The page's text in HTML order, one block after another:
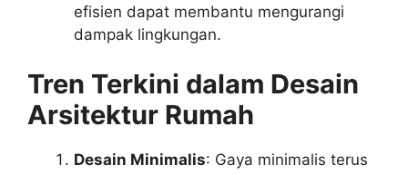
efisien dapat membantu mengurangi
dampak lingkungan.
Tren Terkini dalam Desain
Arsitektur Rumah
Desain Minimalis: Gaya minimalis terus